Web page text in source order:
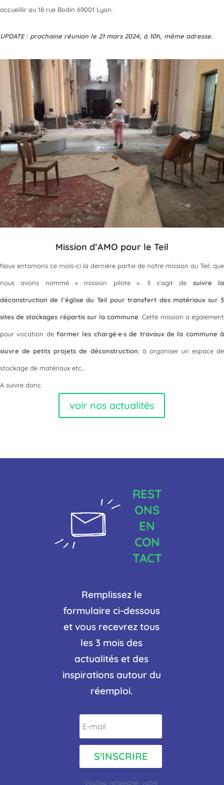
accueillir au 18 rue Bodin 69001 Lyon.
UPDATE : prochaine réunion le 21 mars 2024, à 10h, même adresse.
Mission d’AMO pour le Teil
Nous entamons ce mois-ci la dernière partie de notre mission au Teil, que
nous avons nommé « mission pilote ». Il s’agit de suivre la
déconstruction de l’église du Teil pour transfert des matériaux sur 3
sites de stockages répartis sur la commune. Cette mission a également
pour vocation deformer les chargé·e·s de travaux de la commune à
siuvre de petits projets de déconstruction, à organiser un espace de
stockage de matériaux etc…
A suivre donc.
voir nos actualités
REST
ONS
EN
CON
TACT
Remplissez le
formulaire ci-dessous
et vous recevrez tous
les 3 mois des
actualités et des
inspirations autour du
réemploi.
S'INSCRIRE
Veuillez renseigner votre